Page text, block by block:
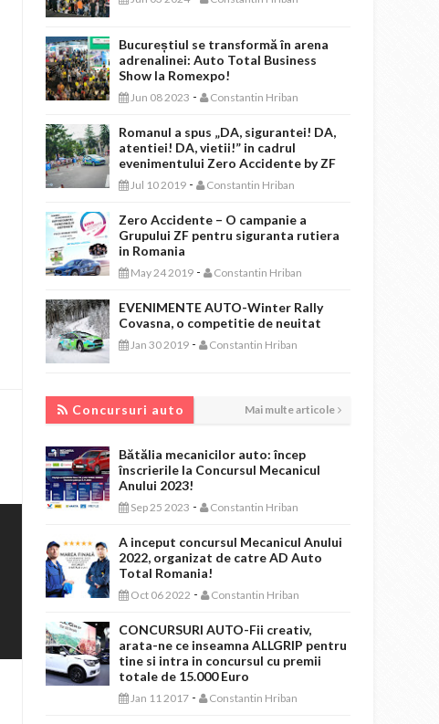
Bucureștiul se transformă în arena
adrenalinei: Auto Total Business
Show la Romexpo!
Jun 08 2023 - Constantin Hriban
Romanul a spus „DA, sigurantei! DA,
atentiei! DA, vietii!” in cadrul
evenimentului Zero Accidente by ZF
Jul 10 2019 - Constantin Hriban
Zero Accidente – O campanie a
Grupului ZF pentru siguranta rutiera
in Romania
May 24 2019 - Constantin Hriban
EVENIMENTE AUTO-Winter Rally
Covasna, o competitie de neuitat
Jan 30 2019 - Constantin Hriban
Concursuri auto Mai multe articole
Bătălia mecanicilor auto: încep
înscrierile la Concursul Mecanicul
Anului 2023!
Sep 25 2023 - Constantin Hriban
A inceput concursul Mecanicul Anului
2022, organizat de catre AD Auto
Total Romania!
Oct 06 2022 - Constantin Hriban
CONCURSURI AUTO-Fii creativ,
arata-ne ce inseamna ALLGRIP pentru
tine si intra in concursul cu premii
totale de 15.000 Euro
Jan 11 2017 - Constantin Hriban